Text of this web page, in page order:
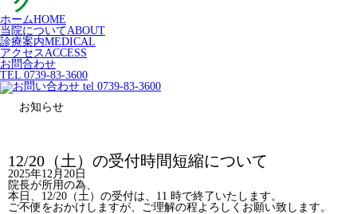
ホームHOME
当院についてABOUT
診療案内MEDICAL
アクセスACCESS
お問合わせ
TEL 0739-83-3600
お知らせ
12/20（土）の受付時間短縮について
2025年12月20日
院長が所用の為、
本日、12/20（土）の受付は、11 時で終了いたします。
ご不便をおかけしますが、ご理解の程よろしくお願い致します。